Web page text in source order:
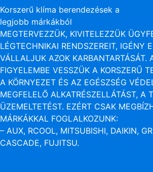
Korszerű klíma berendezések a
legjobb márkákból
MEGTERVEZZÜK, KIVITELEZZÜK
LÉGTECHNIKAI RENDSZEREIT, IGÉNY
VÁLLALJUK AZOK KARBANTARTÁSÁT.
FIGYELEMBE VESSZÜK A KORSZERŰ
A KÖRNYEZET ÉS AZ EGÉSZSÉG
MEGFELELŐ ALKATRÉSZELLÁTÁST, A
ÜZEMELTETÉST. EZÉRT CSAK
MÁRKÁKKAL FOGLALKOZUNK:
– AUX, RCOOL, MITSUBISHI, DAIKIN,
CASCADE, FUJITSU.